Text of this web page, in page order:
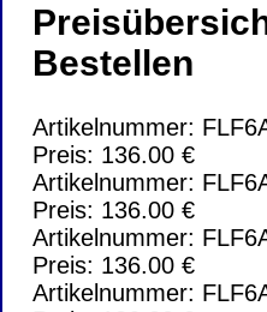
Bestellen
Artikelnummer:
Preis: 136.00 €
Artikelnummer:
Preis: 136.00 €
Artikelnummer:
Preis: 136.00 €
Artikelnummer: